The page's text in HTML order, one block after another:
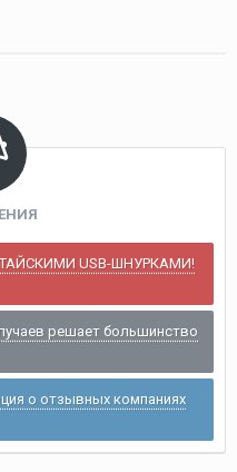
USB-ШНУРКАМИ!
решает большинство
о отзывных компаниях